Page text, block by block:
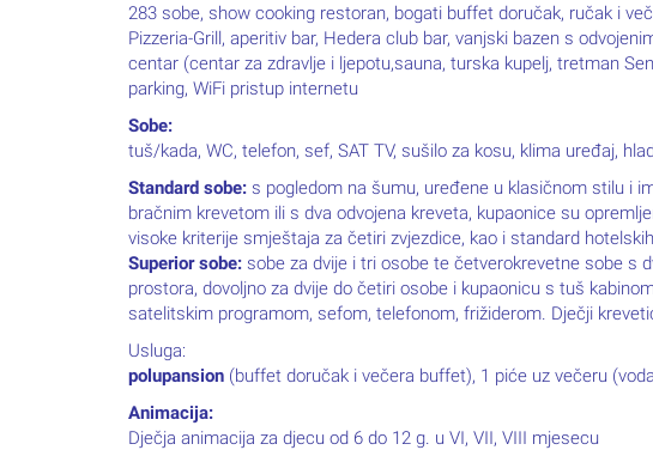
283 sobe, show cooking restoran, bogati buffet doručak, ručak i
Pizzeria-Grill, aperitiv bar, Hedera club bar, vanjski bazen s
centar (centar za zdravlje i ljepotu,sauna, turska kupelj, tretman
parking, WiFi pristup internetu
Sobe:
tuš/kada, WC, telefon, sef, SAT TV, sušilo za kosu, klima uređaj,
Standard sobe: s pogledom na šumu, uređene u klasičnom stilu i
bračnim krevetom ili s dva odvojena kreveta, kupaonice su
visoke kriterije smještaja za četiri zvjezdice, kao i standard
Superior sobe: sobe za dvije i tri osobe te četverokrevetne sobe s
prostora, dovoljno za dvije do četiri osobe i kupaonicu s tuš
satelitskim programom, sefom, telefonom, frižiderom. Dječji
Usluga:
polupansion (buffet doručak i večera buffet), 1 piće uz večeru
Animacija:
Dječja animacija za djecu od 6 do 12 g. u VI, VII, VIII mjesecu